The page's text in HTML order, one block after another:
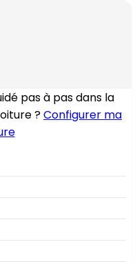
pas à pas dans la
?Configurer ma